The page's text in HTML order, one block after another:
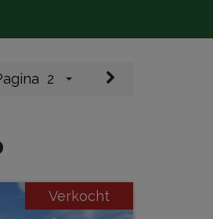
2
Verkocht